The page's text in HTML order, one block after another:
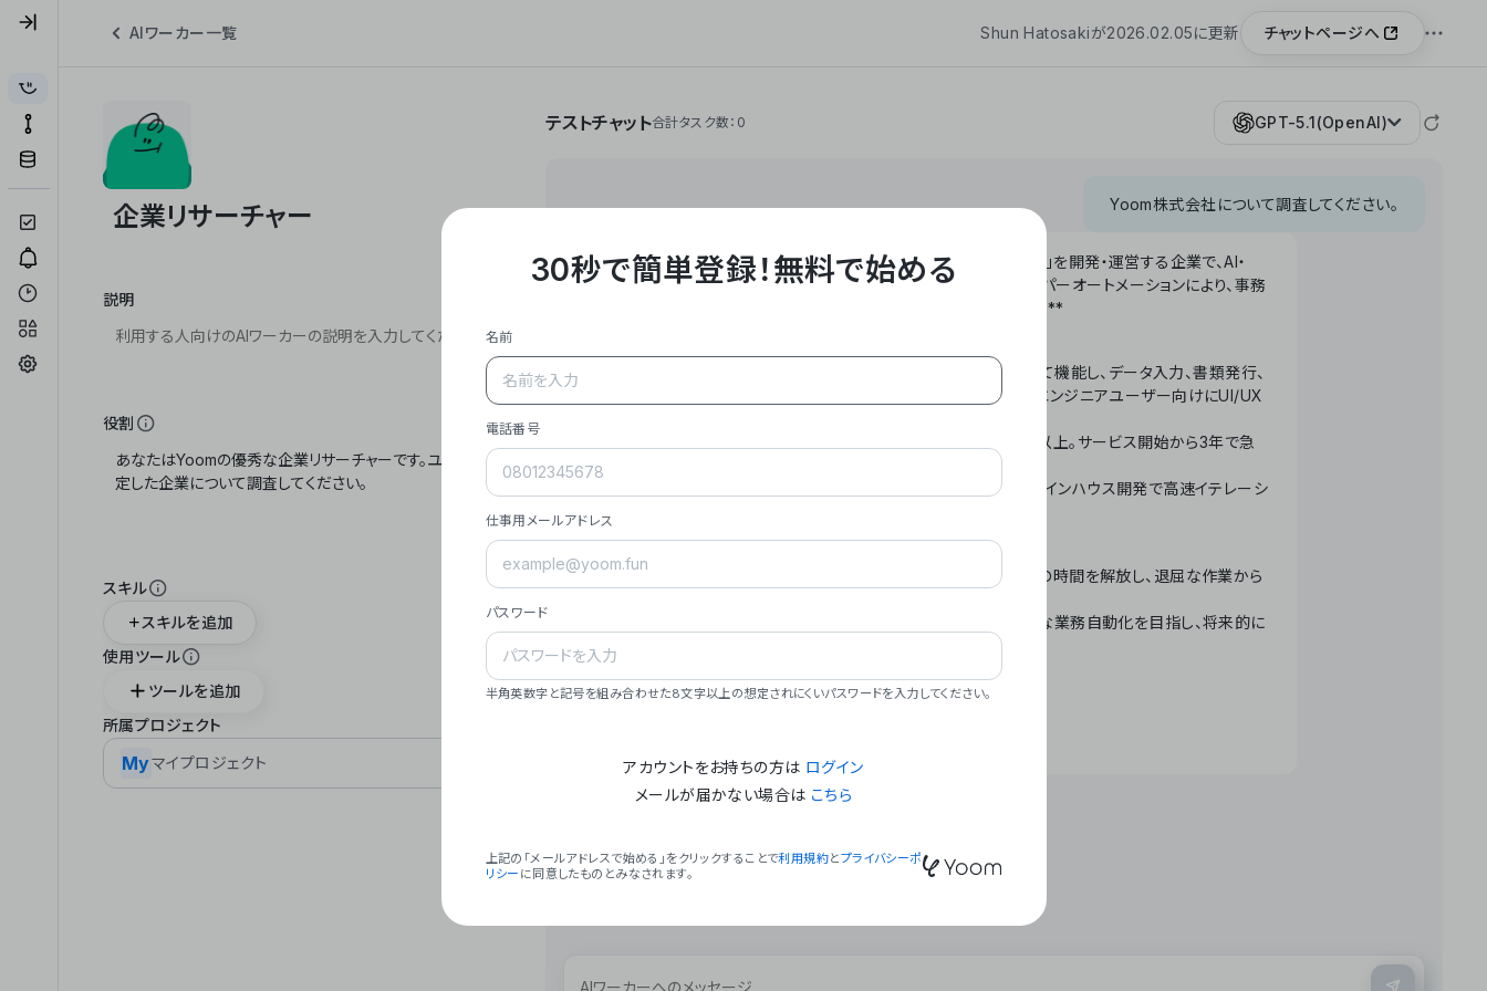
AIワーカー一覧 Shun Hatosakiが2026.02.05に更新 チャットページへ
説明
役割
スキル
スキルを追加
使用ツール
ツールを追加
所属プロジェクト
Myマイプロジェクト
テストチャット合計タスク数：0 GPT-5.1(OpenAI)
Yoom株式会社について調査してください。
**Yoom株式会社は、ビジネスオートメーションSaaS「Yoom」を開発・運営する企業で、AI・
API・RPA・OCRなどの技術をノーコードで組み合わせたハイパーオートメーションにより、事務
作業やデスクワークを自動化するサービスを提供しています。**
- **主力プロダクト「Yoom」**: SaaS連携データベースとして機能し、データ入力、書類発行、
メール対応、請求書処理、日報作成などの業務を自動化。非エンジニアユーザー向けにUI/UX
- **実績**: 国内利用社数20,000社超、直近成長率300%以上。サービス開始から3年で急
- **強み**: すべての自動化技術を1プラットフォームで完結。インハウス開発で高速イテレーシ
- **ミッション**: 「We Make Time」 – テクノロジーで人々の時間を解放し、退屈な作業から
- **ビジョン**: 「Global Business Automation」 – 世界的な業務自動化を目指し、将来的に
### 会社概要
30秒で簡単登録！無料で始める
名前
電話番号
仕事用メールアドレス
パスワード
半角英数字と記号を組み合わせた8文字以上の想定されにくいパスワードを入力してください。
アカウントをお持ちの方は ログイン
メールが届かない場合は こちら
上記の「メールアドレスで始める」をクリックすることで利用規約とプライバシーポ
リシー に同意したものとみなされます。